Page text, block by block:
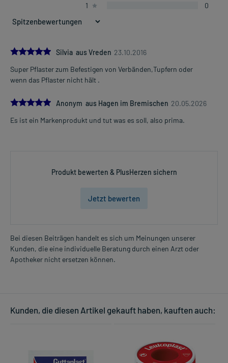
1
0
5.0
Silvia aus Vreden 23.10.2016
Super Pflaster zum Befestigen von Verbänden,Tupfern oder
wenn das Pflaster nicht hält .
5.0Anonym aus Hagen im Bremischen 20.05.2026
Es ist ein Markenprodukt und tut was es soll, also prima.
Produkt bewerten & PlusHerzen sichern
Jetzt bewerten
Bei diesen Beiträgen handelt es sich um Meinungen unserer
Kunden, die eine individuelle Beratung durch einen Arzt oder
Apotheker nicht ersetzen können.
Kunden, die diesen Artikel gekauft haben, kauften auch: